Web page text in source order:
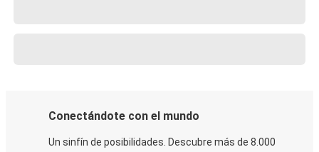
Conectándote con el mundo
Un sinfín de posibilidades. Descubre más de 8.000